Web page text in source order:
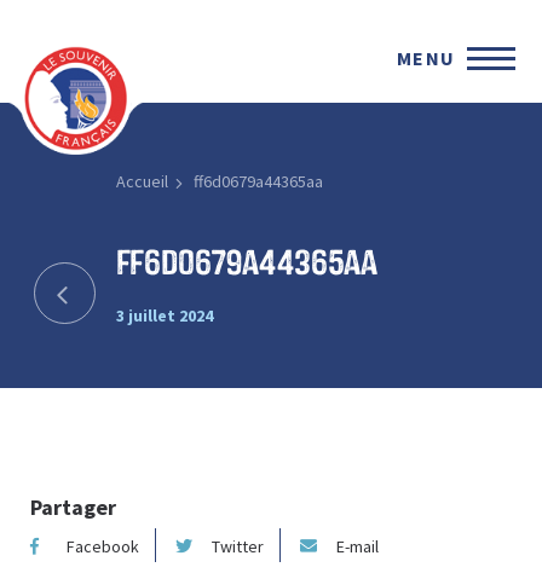
MENU
Accueil ff6d0679a44365aa
ff6d0679a44365aa
3 juillet 2024
Partager
Facebook Twitter E-mail